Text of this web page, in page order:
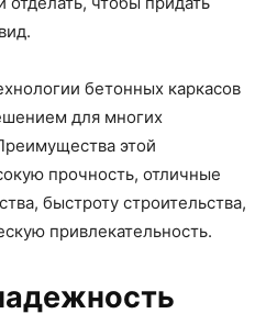
бетонных каркасов
для многих
этой
прочность, отличные
быстроту строительства,
привлекательность.